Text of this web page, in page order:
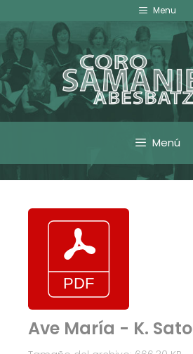
Menu
Menú
Ave María - K. Sato